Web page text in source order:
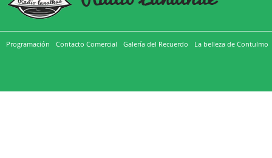
Programación Contacto Comercial Galería del Recuerdo La belleza de Contulmo